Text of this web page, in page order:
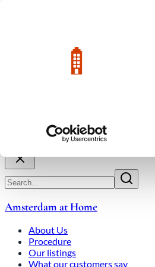
Amsterdam at Home
About Us
Procedure
Our listings
What our customers say